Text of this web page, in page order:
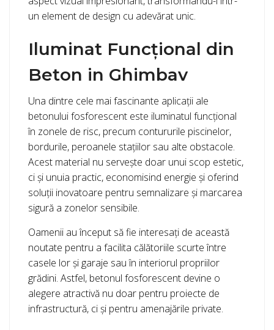
un element de design cu adevărat unic.
Iluminat Funcțional din
Beton in Ghimbav
Una dintre cele mai fascinante aplicații ale
betonului fosforescent este iluminatul funcțional
în zonele de risc, precum contururile piscinelor,
bordurile, peroanele stațiilor sau alte obstacole.
Acest material nu servește doar unui scop estetic,
ci și unuia practic, economisind energie și oferind
soluții inovatoare pentru semnalizare și marcarea
sigură a zonelor sensibile.
Oamenii au început să fie interesați de această
noutate pentru a facilita călătoriile scurte între
casele lor și garaje sau în interiorul propriilor
grădini. Astfel, betonul fosforescent devine o
alegere atractivă nu doar pentru proiecte de
infrastructură, ci și pentru amenajările private.